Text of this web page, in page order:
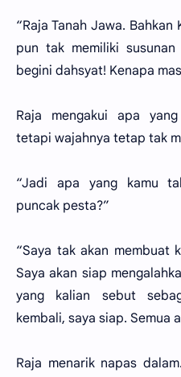
“Raja Tanah Jawa.
pun tak memiliki
begini dahsyat! Kenapa
Raja mengakui apa
tetapi wajahnya tetap tak
“Jadi apa yang kamu
puncak pesta?”
“Saya tak akan membuat
Saya akan siap
yang kalian sebut
kembali, saya siap. Semua
Raja menarik napas